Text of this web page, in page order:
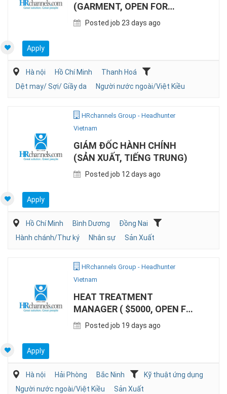
(GARMENT, OPEN FOR
EXPATS/LOCAL)
Posted job 23 days ago
Apply
Hà nội Hồ Chí Minh
Thanh Hoá
Dệt may/ Sợi/ Giầy da
Người nước ngoài/Việt Kiều
HRchannels Group - Headhunter
Vietnam
GIÁM ĐỐC HÀNH CHÍNH
(SẢN XUẤT, TIẾNG TRUNG)
Posted job 12 days ago
Apply
Hồ Chí Minh Bình Dương
Đồng Nai
Hành chánh/Thư ký
Nhân sự Sản Xuất
HRchannels Group - Headhunter
Vietnam
HEAT TREATMENT
MANAGER ( $5000, OPEN FOR
KOREAN EXPATS)
Posted job 19 days ago
Apply
Hà nội Hải Phòng Bắc Ninh
Kỹ thuật ứng dụng
Người nước ngoài/Việt Kiều
Sản Xuất